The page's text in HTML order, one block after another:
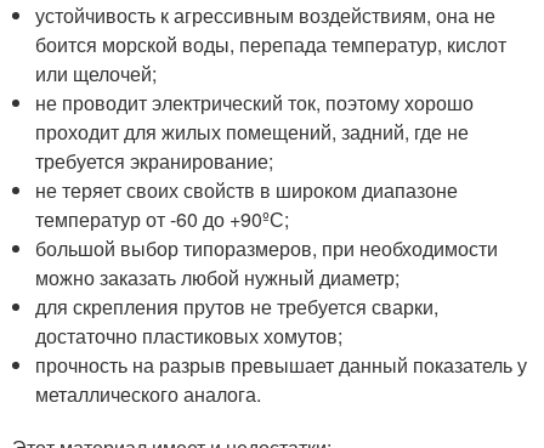
устойчивость к агрессивным воздействиям, она не
боится морской воды, перепада температур, кислот
или щелочей;
не проводит электрический ток, поэтому хорошо
проходит для жилых помещений, задний, где не
требуется экранирование;
не теряет своих свойств в широком диапазоне
температур от -60 до +90ºС;
большой выбор типоразмеров, при необходимости
можно заказать любой нужный диаметр;
для скрепления прутов не требуется сварки,
достаточно пластиковых хомутов;
прочность на разрыв превышает данный показатель у
металлического аналога.